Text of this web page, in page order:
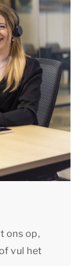
ons op,
vul het